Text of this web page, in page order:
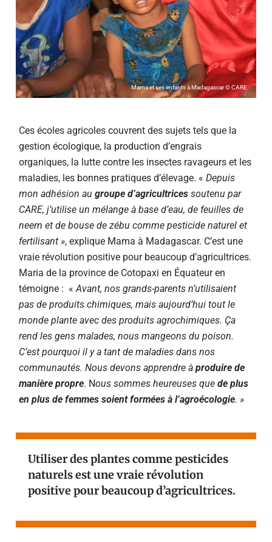
Mama et ses enfants à Madagascar © CARE
Ces écoles agricoles couvrent des sujets tels que la
gestion écologique, la production d’engrais
organiques, la lutte contre les insectes ravageurs et les
maladies, les bonnes pratiques d’élevage. « Depuis
mon adhésion au groupe d’agricultrices soutenu par
CARE, j’utilise un mélange à base d’eau, de feuilles de
neem et de bouse de zébu comme pesticide naturel et
fertilisant », explique Mama à Madagascar. C’est une
vraie révolution positive pour beaucoup d’agricultrices.
Maria de la province de Cotopaxi en Équateur en
témoigne : «Avant, nos grands-parents n’utilisaient
pas de produits chimiques, mais aujourd’hui tout le
monde plante avec des produits agrochimiques. Ça
rend les gens malades, nous mangeons du poison.
C’est pourquoi il y a tant de maladies dans nos
communautés. Nous devons apprendre à produire de
manière propre. Nous sommes heureuses que de plus
en plus de femmes soient formées à l’agroécologie. »
Utiliser des plantes comme pesticides
naturels est une vraie révolution
positive pour beaucoup d’agricultrices.